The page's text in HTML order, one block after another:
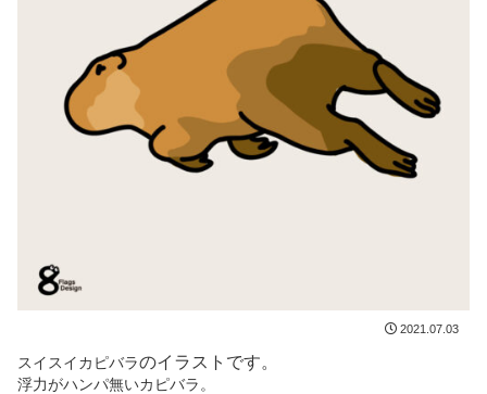
2021.07.03
スイスイカピバラのイラストです。
浮力がハンパ無いカピバラ。